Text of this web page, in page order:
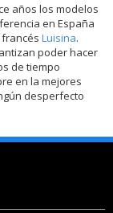
años los modelos
en España
francés Luisina.
poder hacer
de tiempo
en la mejores
desperfecto